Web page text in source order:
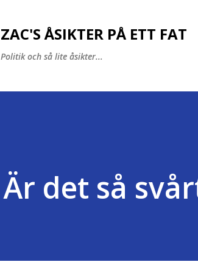
ZAC'S ÅSIKTER PÅ ETT FAT
Politik och så lite åsikter...
Är det så